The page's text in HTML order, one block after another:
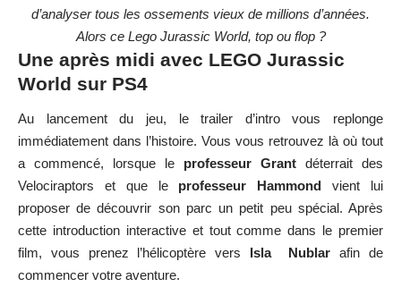
d’analyser tous les ossements vieux de millions d’années.
Alors ce Lego Jurassic World, top ou flop ?
Une après midi avec LEGO Jurassic
World sur PS4
Au lancement du jeu, le trailer d’intro vous replonge
immédiatement dans l’histoire. Vous vous retrouvez là où tout
a commencé, lorsque le professeur Grant déterrait des
Velociraptors et que le professeur Hammond vient lui
proposer de découvrir son parc un petit peu spécial. Après
cette introduction interactive et tout comme dans le premier
film, vous prenez l’hélicoptère vers Isla Nublar afin de
commencer votre aventure.